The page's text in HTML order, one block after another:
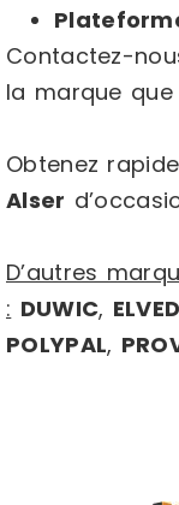
Contactez-
la marque que
Obtenez
Alser
D’autres
: DUWIC,
POLYPAL,